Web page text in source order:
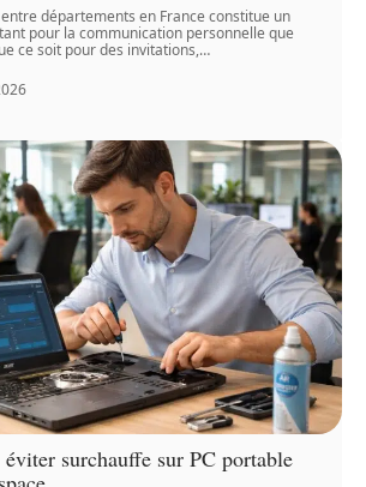
entre départements en France constitue un
pour la communication personnelle que
ce soit pour des invitations,…
surchauffe sur PC portable